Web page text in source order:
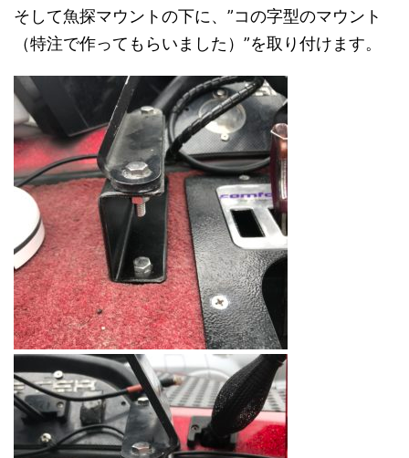
そして魚探マウントの下に、”コの字型のマウント
（特注で作ってもらいました）”を取り付けます。